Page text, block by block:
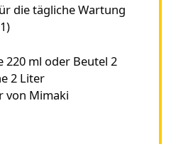
die tägliche Wartung
220 ml oder Beutel 2
2 Liter
von Mimaki